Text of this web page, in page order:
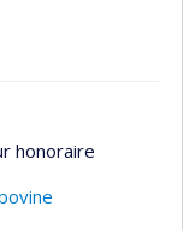
honoraire